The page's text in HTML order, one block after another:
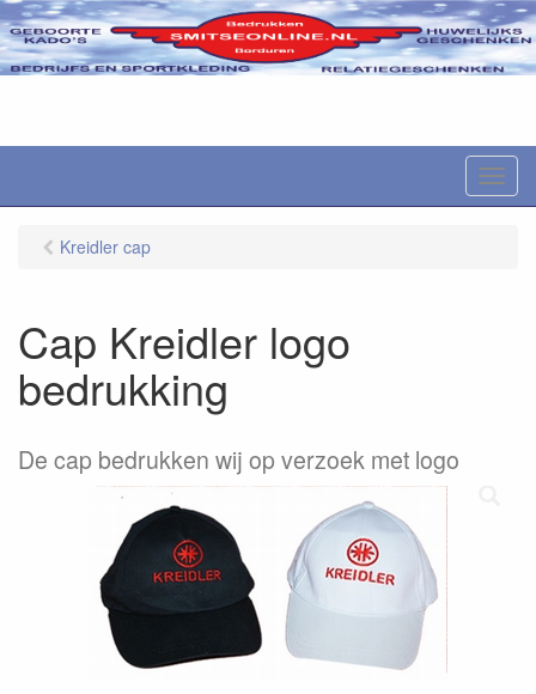
M
e
Kreidler cap
Cap Kreidler logo
bedrukking
De cap bedrukken wij op verzoek met logo